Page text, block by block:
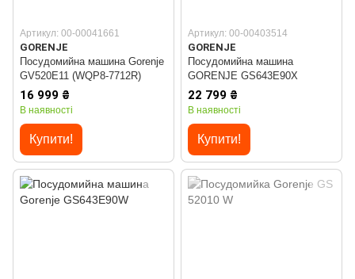
Артикул: 00-00041661
GORENJE
Посудомийна машина Gorenje
GV520E11 (WQP8-7712R)
16 999 ₴
В наявності
Купити!
Артикул: 00-00403514
GORENJE
Посудомийна машина
GORENJE GS643E90X
22 799 ₴
В наявності
Купити!